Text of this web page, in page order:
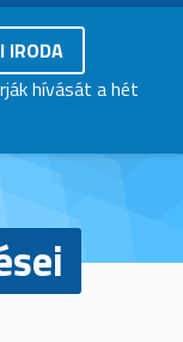
IRODA
hívását a hét